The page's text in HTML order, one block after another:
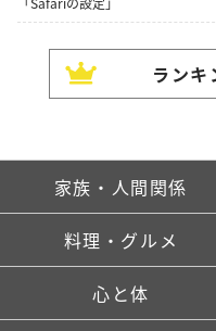
ランキ
家族・人間関係
料理・グルメ
心と体